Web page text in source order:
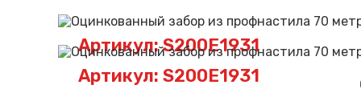
Артикул: S200E1931
Артикул: S200E1931